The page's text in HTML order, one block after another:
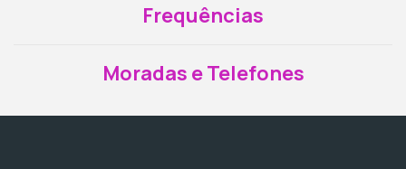
Frequências
Moradas e Telefones